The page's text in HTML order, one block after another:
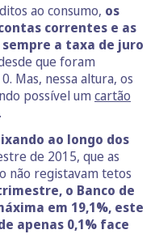
ao consumo, os
correntes e as
a taxa de juro
que foram
Mas, nessa altura, os
possível um cartão
ao longo dos
de 2015, que as
não registavam tetos
o Banco de
em 19,1%, este
apenas 0,1% face